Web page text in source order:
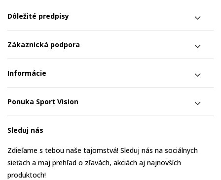
Dôležité predpisy
Zákaznická podpora
Informácie
Ponuka Sport Vision
Sleduj nás
Zdieľame s tebou naše tajomstvá! Sleduj nás na sociálnych
sieťach a maj prehľad o zľavách, akciách aj najnovších
produktoch!